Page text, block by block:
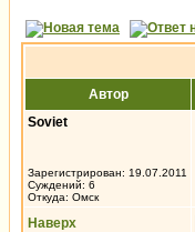
Автор
Soviet
Зарегистрирован: 19.07.2011
Суждений: 6
Откуда: Омск
Наверх